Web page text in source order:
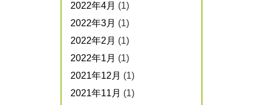
2022年4月 (1)
2022年3月 (1)
2022年2月 (1)
2022年1月 (1)
2021年12月 (1)
2021年11月 (1)